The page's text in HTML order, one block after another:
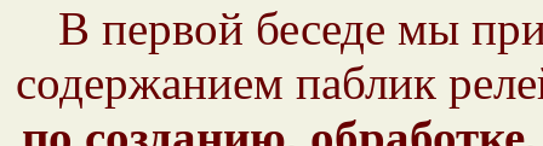
В первой беседе мы
содержанием паблик